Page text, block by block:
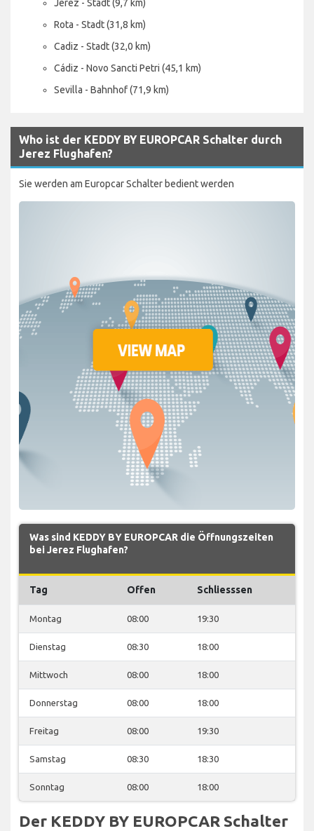
Jerez - Stadt (9,7 km)
Rota - Stadt (31,8 km)
Cadiz - Stadt (32,0 km)
Cádiz - Novo Sancti Petri (45,1 km)
Sevilla - Bahnhof (71,9 km)
Who ist der KEDDY BY EUROPCAR Schalter durch
Jerez Flughafen?
Sie werden am Europcar Schalter bedient werden
Was sind KEDDY BY EUROPCAR die Öffnungszeiten
bei Jerez Flughafen?
Tag Offen Schliesssen
Montag 08:00 19:30
Dienstag 08:30 18:00
Mittwoch 08:00 18:00
Donnerstag 08:00 18:00
Freitag 08:00 19:30
Samstag 08:30 18:30
Sonntag 08:00 18:00
Der KEDDY BY EUROPCAR Schalter